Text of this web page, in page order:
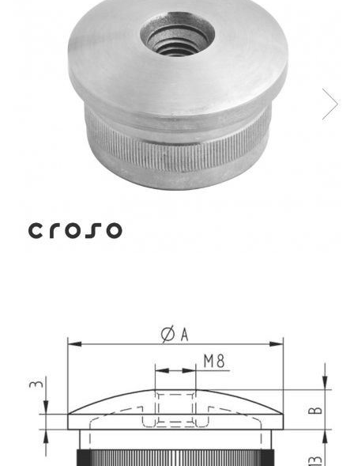
Balustrada inox / metalica
Ancore - Flanse - Placute
Fitting-uri balustrada inox
Cabluri si accesorii balustrada inox
Capace - dopuri capat teava
Montanti echipati balustrada inox
Sisteme tabla perforata
Suruburi - Adezivi - Chimicale